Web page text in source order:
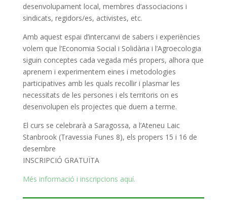
desenvolupament local, membres d’associacions i
sindicats, regidors/es, activistes, etc.
Amb aquest espai d’intercanvi de sabers i experiències
volem que l’Economia Social i Solidària i l’Agroecologia
siguin conceptes cada vegada més propers, alhora que
aprenem i experimentem eines i metodologies
participatives amb les quals recollir i plasmar les
necessitats de les persones i els territoris on es
desenvolupen els projectes que duem a terme.
El curs se celebrarà a Saragossa, a l’Ateneu Laic
Stanbrook (Travessia Funes 8), els propers 15 i 16 de
desembre
INSCRIPCIÓ GRATUÏTA
Més informació i inscripcions aquí.